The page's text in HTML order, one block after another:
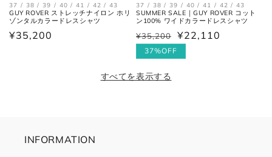
37 / 38 / 39 / 40 / 41 / 42 / 43
GUY ROVER ストレッチナイロン ホリ
ゾンタルカラードレスシャツ
通
¥35,200
37 / 38 / 39 / 40 / 41 / 42 / 43
SUMMER SALE｜GUY ROVER コット
ン100% ワイドカラードレスシャツ
通
常
格
¥35,200
セ
ー
価
¥22,110
37%OFF
すべてを表示する
INFORMATION